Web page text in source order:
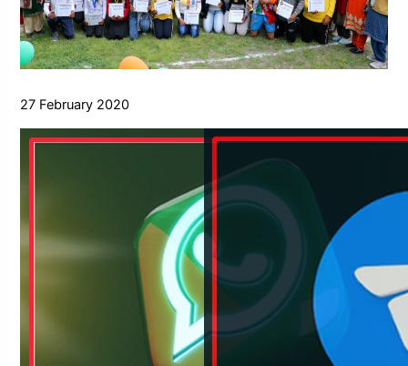
27 February 2020